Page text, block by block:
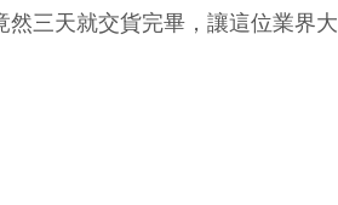
三天就交貨完畢，讓這位業界大